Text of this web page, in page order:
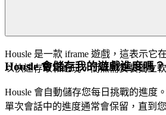
Housle 是一款 iframe 遊戲，這表示它
以快速存取和遊玩，而無需安裝獨立軟
Housle 會儲存我的遊戲進度嗎？
Housle 會自動儲存您每日挑戰的進度
單次會話中的進度通常會保留，直到